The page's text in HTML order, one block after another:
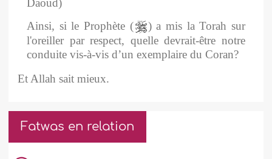
Ainsi, si le Prophète (
) a mis la Torah sur
l'oreiller par respect, quelle devrait-être notre
conduite vis-à-vis d’un exemplaire du Coran?
Et Allah sait mieux.
Fatwas en relation